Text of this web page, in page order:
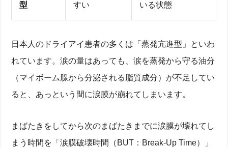
型
すい
いる状態
日本人のドライアイ患者の多くは「蒸発亢進型」といわ
れています。涙の量はあっても、涙を蒸発から守る油分
（マイボーム腺から分泌される脂質成分）が不足してい
ると、あっという間に涙膜が崩れてしまいます。
まばたきをしてから次のまばたきまでに涙膜が壊れてし
まう時間を「涙膜破壊時間（BUT：Break-Up Time）」